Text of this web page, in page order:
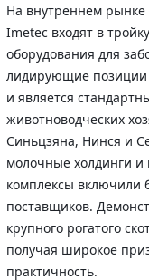
На внутреннем
Imetec входят в
оборудования для
лидирующие
и является
животноводческих
Синьцзяна, Нинся и
молочные холдинги и
комплексы включили
поставщиков.
крупного рогатого
получая широкое
практичность.